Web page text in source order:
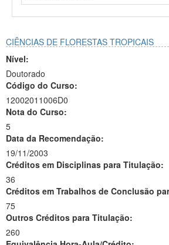
CIÊNCIAS DE FLORESTAS TROPICAIS
Nível:
Doutorado
Código do Curso:
12002011006D0
Nota do Curso:
5
Data da Recomendação:
19/11/2003
Créditos em Disciplinas para Titulação:
36
Créditos em Trabalhos de Conclusão
75
Outros Créditos para Titulação:
260